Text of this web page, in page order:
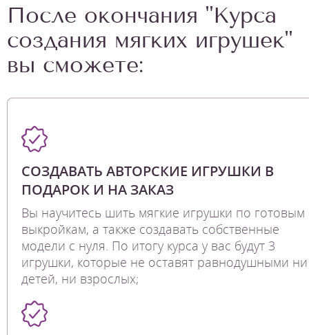
После окончания "Курса
создания мягких игрушек"
вы сможете:
СОЗДАВАТЬ АВТОРСКИЕ ИГРУШКИ В
ПОДАРОК И НА ЗАКАЗ
Вы научитесь шить мягкие игрушки по готовым
выкройкам, а также создавать собственные
модели с нуля. По итогу курса у вас будут 3
игрушки, которые не оставят равнодушными ни
детей, ни взрослых;